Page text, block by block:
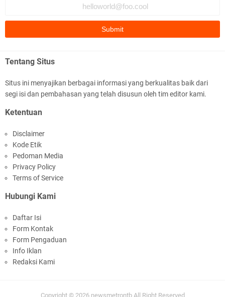
Ditlantas Polda NTB Edukasi Tertib Berlalu di
Pelajar SMPN 1 Gerung
Gelar Apel Pembukaan PORSENAP
Tentang Situs
Situs ini menyajikan berbagai informasi yang berkualitas baik dari
segi isi dan pembahasan yang telah disusun oleh tim editor kami.
Ketentuan
Disclaimer
Kode Etik
Pedoman Media
Privacy Policy
Terms of Service
Hubungi Kami
Daftar Isi
Form Kontak
Form Pengaduan
Info Iklan
Redaksi Kami
Copyright © 2026 newsmetrontbAll Right Reserved